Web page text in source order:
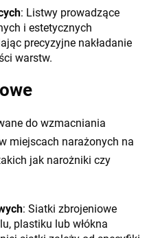
: Listwy prowadzące
i estetycznych
precyzyjne nakładanie
warstw.
do wzmacniania
miejscach narażonych na
jak narożniki czy
: Siatki zbrojeniowe
plastiku lub włókna